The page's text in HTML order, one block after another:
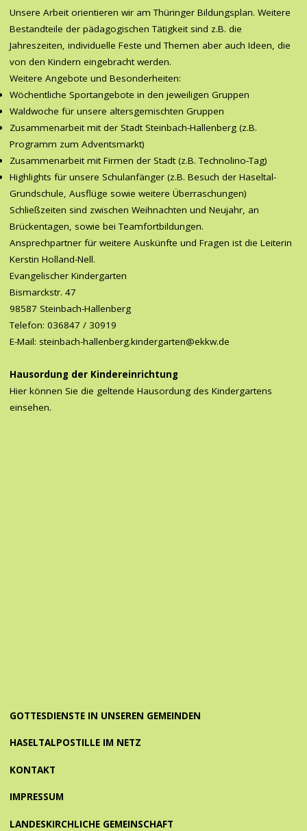
Unsere Arbeit orientieren wir am Thüringer Bildungsplan. Weitere
Bestandteile der pädagogischen Tätigkeit sind z.B. die
Jahreszeiten, individuelle Feste und Themen aber auch Ideen, die
von den Kindern eingebracht werden.
Weitere Angebote und Besonderheiten:
Wöchentliche Sportangebote in den jeweiligen Gruppen
Waldwoche für unsere altersgemischten Gruppen
Zusammenarbeit mit der Stadt Steinbach-Hallenberg (z.B.
Programm zum Adventsmarkt)
Zusammenarbeit mit Firmen der Stadt (z.B. Technolino-Tag)
Highlights für unsere Schulanfänger (z.B. Besuch der Haseltal-
Grundschule, Ausflüge sowie weitere Überraschungen)
Schließzeiten sind zwischen Weihnachten und Neujahr, an
Brückentagen, sowie bei Teamfortbildungen.
Ansprechpartner für weitere Auskünfte und Fragen ist die Leiterin
Kerstin Holland-Nell.
Evangelischer Kindergarten
Bismarckstr. 47
98587 Steinbach-Hallenberg
Telefon: 036847 / 30919
E-Mail: steinbach-hallenberg.kindergarten@ekkw.de
Hausordung der Kindereinrichtung
Hier können Sie die geltende Hausordung des Kindergartens
einsehen.
GOTTESDIENSTE IN UNSEREN GEMEINDEN
HASELTALPOSTILLE IM NETZ
KONTAKT
IMPRESSUM
LANDESKIRCHLICHE GEMEINSCHAFT